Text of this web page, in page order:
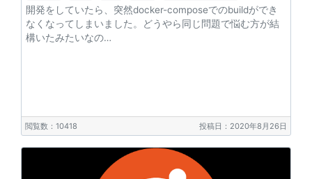
開発をしていたら、突然docker-composeでのbuildができ
なくなってしまいました。どうやら同じ問題で悩む方が結
構いたみたいなの…
閲覧数：10418 投稿日：2020年8月26日